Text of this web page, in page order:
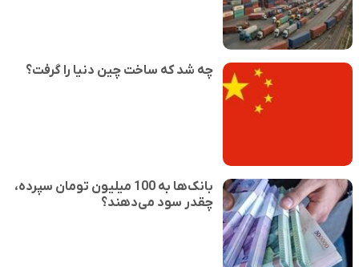
چه شد که ساخت چین دنیا را گرفت؟
بانک‌ها به 100 میلیون تومان سپرده،
چقدر سود می‌دهند؟